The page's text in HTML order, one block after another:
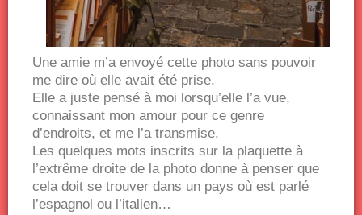
Une amie m’a envoyé cette photo sans pouvoir
me dire où elle avait été prise.
Elle a juste pensé à moi lorsqu’elle l’a vue,
connaissant mon amour pour ce genre
d’endroits, et me l’a transmise.
Les quelques mots inscrits sur la plaquette à
l’extrême droite de la photo donne à penser que
cela doit se trouver dans un pays où est parlé
l’espagnol ou l’italien…